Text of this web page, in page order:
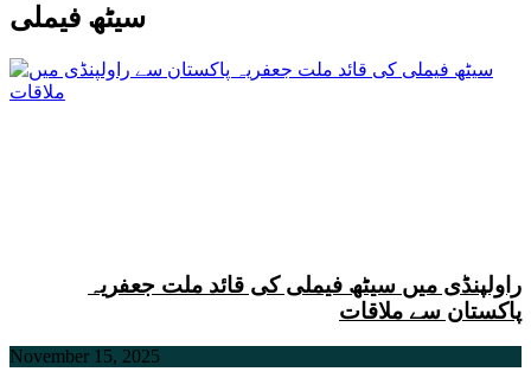
سیٹھ فیملی
راولپنڈی میں سیٹھ فیملی کی قائد ملت جعفریہ
پاکستان سے ملاقات
November 15, 2025